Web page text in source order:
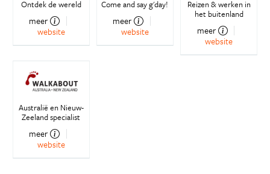
Ontdek de wereld
meer
website
Come and say g'day!
meer
website
Reizen & werken in
het buitenland
meer
website
Australië en Nieuw-
Zeeland specialist
meer
website